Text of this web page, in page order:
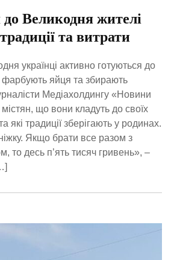
Великодня жителі
та витрати
українці активно готуються до
фарбують яйця та збирають
Медіахолдингу «Новини
що вони кладуть до своїх
які традиції зберігають у родинах.
Якщо брати все разом з
то десь п’ять тисяч гривень», –